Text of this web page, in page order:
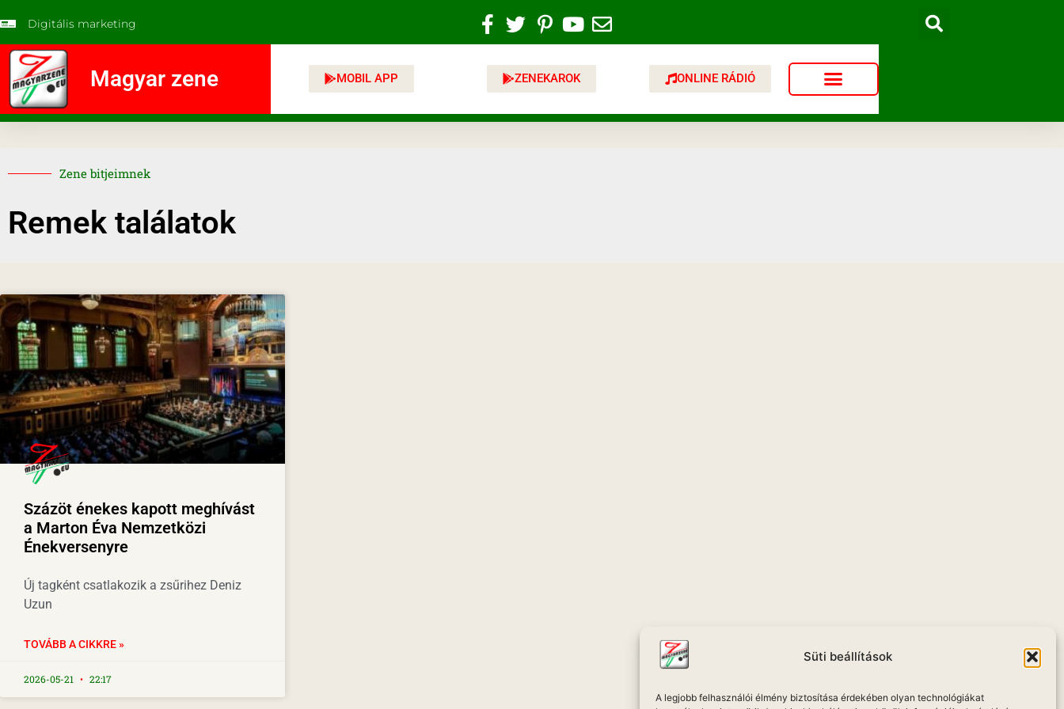
Süti beállítások
A legjobb felhasználói élmény biztosítása érdekében olyan technológiákat
Digitális marketing
Magyar zene MOBIL APP ZENEKAROK ONLINE RÁDIÓ
Zene bitjeimnek
Remek találatok
Százöt énekes kapott meghívást
a Marton Éva Nemzetközi
Énekversenyre
Új tagként csatlakozik a zsűrihez Deniz
Uzun
TOVÁBB A CIKKRE »
2026-05-21 22:17